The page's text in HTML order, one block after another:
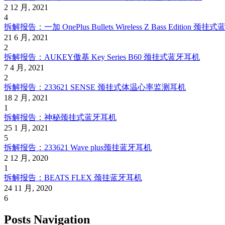
2 12 月, 2021
4
拆解报告：一加 OnePlus Bullets Wireless Z Bass Edition 颈挂式
21 6 月, 2021
2
拆解报告：AUKEY傲基 Key Series B60 颈挂式蓝牙耳机
7 4 月, 2021
2
拆解报告：233621 SENSE 颈挂式体温心率监测耳机
18 2 月, 2021
1
拆解报告：神秘颈挂式蓝牙耳机
25 1 月, 2021
5
拆解报告：233621 Wave plus颈挂蓝牙耳机
2 12 月, 2020
1
拆解报告：BEATS FLEX 颈挂蓝牙耳机
24 11 月, 2020
6
Posts Navigation